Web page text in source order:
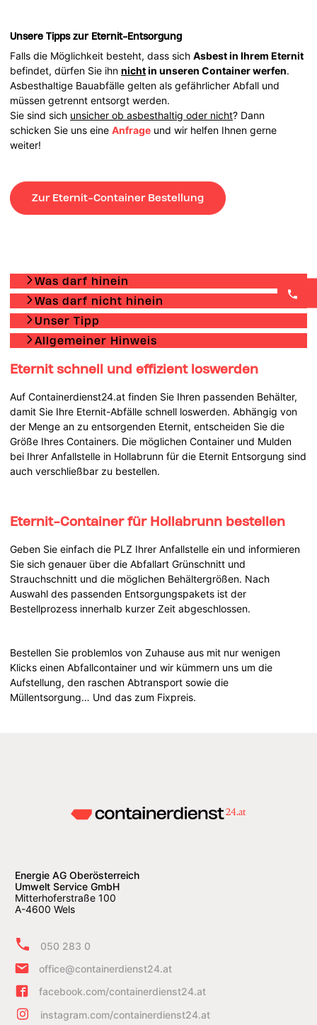
Unsere Tipps zur Eternit-Entsorgung
Falls die Möglichkeit besteht, dass sichAsbest in Ihrem Eternit
befindet, dürfen Sie ihnnichtin unseren Container werfen.
Asbesthaltige Bauabfälle gelten als gefährlicher Abfall und
müssen getrennt entsorgt werden.
Sie sind sich unsicher ob asbesthaltig oder nicht? Dann
schicken Sie uns eineAnfrage und wir helfen Ihnen gerne
weiter!
Zur Eternit-Container Bestellung
Was darf hinein
Was darf nicht hinein
Unser Tipp
Allgemeiner Hinweis
Eternit schnell und effizient loswerden
Auf Containerdienst24.at finden Sie Ihren passenden Behälter,
damit Sie Ihre Eternit-Abfälle schnell loswerden. Abhängig von
der Menge an zu entsorgenden Eternit, entscheiden Sie die
Größe Ihres Containers. Die möglichen Container und Mulden
bei Ihrer Anfallstelle in Hollabrunn für die Eternit Entsorgung sind
auch verschließbar zu bestellen.
Eternit-Container für Hollabrunn bestellen
Geben Sie einfach die PLZ Ihrer Anfallstelle ein und informieren
Sie sich genauer über die Abfallart Grünschnitt und
Strauchschnitt und die möglichen Behältergrößen. Nach
Auswahl des passenden Entsorgungspakets ist der
Bestellprozess innerhalb kurzer Zeit abgeschlossen.
Bestellen Sie problemlos von Zuhause aus mit nur wenigen
Klicks einen Abfallcontainer und wir kümmern uns um die
Aufstellung, den raschen Abtransport sowie die
Müllentsorgung… Und das zum Fixpreis.
Energie AG Oberösterreich
Umwelt Service GmbH
Mitterhoferstraße 100
A-4600 Wels
050 283 0
office@containerdienst24.at
facebook.com/containerdienst24.at
instagram.com/containerdienst24.at